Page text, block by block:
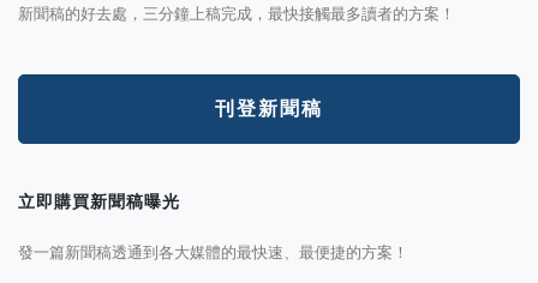
新聞稿的好去處，三分鐘上稿完成，最快接觸最多讀者的方案！
刊登新聞稿
立即購買新聞稿曝光
發一篇新聞稿透通到各大媒體的最快速、最便捷的方案！